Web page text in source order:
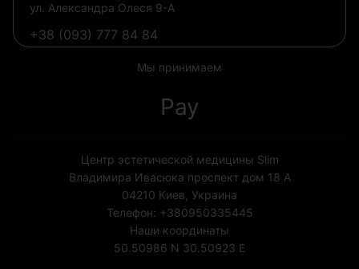
ул. Александра Олеся 9-А
+38 (093) 777 84 84
Мы принимаем
Pay
Центр эстетической медицины Slim
Владимира Ивасюка проспект дом 18 А
04210 Киев, Украина
Телефон: +380950335445
Наши координаты
50.50986 N 30.50923 E